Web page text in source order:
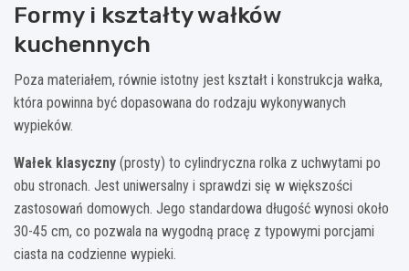
Formy i kształty wałków
kuchennych
Poza materiałem, równie istotny jest kształt i konstrukcja wałka,
która powinna być dopasowana do rodzaju wykonywanych
wypieków.
Wałek klasyczny (prosty) to cylindryczna rolka z uchwytami po
obu stronach. Jest uniwersalny i sprawdzi się w większości
zastosowań domowych. Jego standardowa długość wynosi około
30-45 cm, co pozwala na wygodną pracę z typowymi porcjami
ciasta na codzienne wypieki.